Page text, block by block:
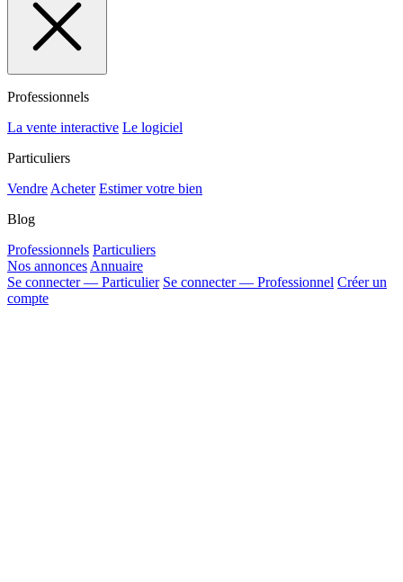
Professionnels
La vente interactive Le logiciel
Particuliers
Vendre Acheter Estimer votre bien
Blog
Professionnels Particuliers
Nos annonces Annuaire
Se connecter — Particulier Se connecter — Professionnel Créer un
compte